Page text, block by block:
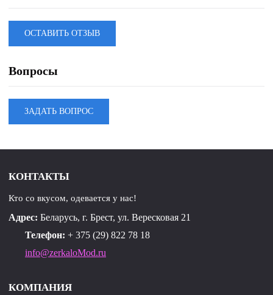
рукавов с отстроченной кулисой, втянутым в неё
эластичным шнуром и фиксатором. Подгибка низа
жакета и рукавов застрочена широкой отделочной
высокие разрезы. По центру кокетки спинки пришит
лейбл. Люверсы, наконечники и лейбл металлические.
ОСТАВИТЬ ОТЗЫВ
Вопросы
ЗАДАТЬ ВОПРОС
КОНТАКТЫ
Кто со вкусом, одевается у нас!
Адрес: Беларусь, г. Брест, ул. Вересковая 21
Телефон: + 375 (29) 822 78 18
info@zerkaloMod.ru
КОМПАНИЯ